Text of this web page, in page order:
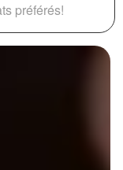
préférés!